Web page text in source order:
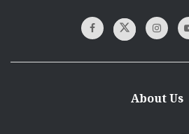
About Us